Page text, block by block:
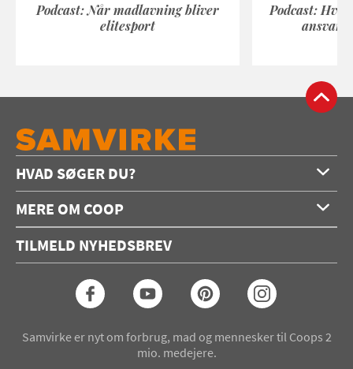
Podcast: Når madlavning bliver
elitesport
Podcast:
HVAD SØGER DU?
Forside
Opskrifter
Konkurrencer
MERE OM COOP
Annoncering
Coop medlem
TILMELD NYHEDSBREV
Samvirke er nyt om forbrug, mad og mennesker til Coops 2
mio. medejere.